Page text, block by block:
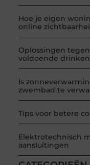
Hoe je eigen
online
Oplossingen
voldoende
Is
zwembad te
Tips voor betere
Elektrotechnisch
aansluitingen